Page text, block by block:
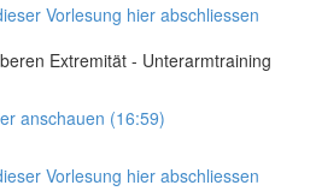
Vorlesung hier abschliessen
Extremität - Unterarmtraining
anschauen (16:59)
Vorlesung hier abschliessen